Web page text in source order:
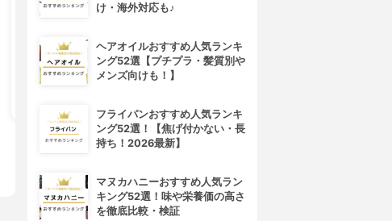
cocone(ココネ)
クレイクリームシャンプーモイ
スト
3.99 (75)
La sana(ラサーナ)
プレミオール シャンプー
け・海外対応も♪
ヘアオイルおすすめ人気ランキ
ング52選【プチプラ・髪質別や
メンズ向けも！】
フライパンおすすめ人気ランキ
ング52選！【焦げ付かない・長
持ち！2026最新】
マヌカハニーおすすめ人気ラン
キング52選！味や栄養価の高さ
を徹底比較・検証